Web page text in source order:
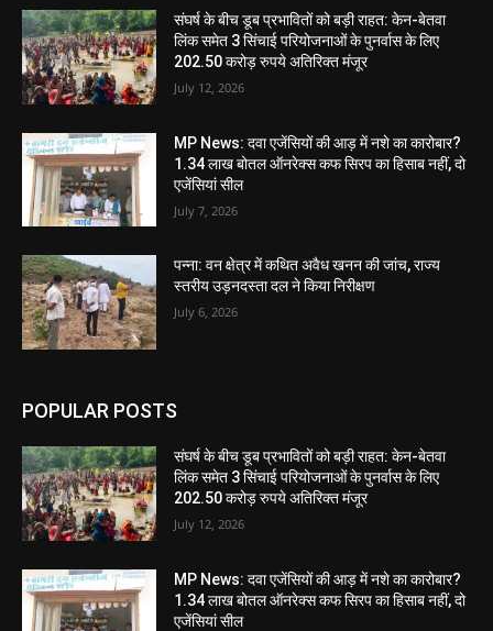
संघर्ष के बीच डूब प्रभावितों को बड़ी राहत: केन-बेतवा
लिंक समेत 3 सिंचाई परियोजनाओं के पुनर्वास के लिए
202.50 करोड़ रुपये अतिरिक्त मंजूर
July 12, 2026
MP News: दवा एजेंसियों की आड़ में नशे का कारोबार?
1.34 लाख बोतल ऑनरेक्स कफ सिरप का हिसाब नहीं, दो
एजेंसियां सील
July 7, 2026
पन्ना: वन क्षेत्र में कथित अवैध खनन की जांच, राज्य
स्तरीय उड़नदस्ता दल ने किया निरीक्षण
July 6, 2026
POPULAR POSTS
संघर्ष के बीच डूब प्रभावितों को बड़ी राहत: केन-बेतवा
लिंक समेत 3 सिंचाई परियोजनाओं के पुनर्वास के लिए
202.50 करोड़ रुपये अतिरिक्त मंजूर
July 12, 2026
MP News: दवा एजेंसियों की आड़ में नशे का कारोबार?
1.34 लाख बोतल ऑनरेक्स कफ सिरप का हिसाब नहीं, दो
एजेंसियां सील